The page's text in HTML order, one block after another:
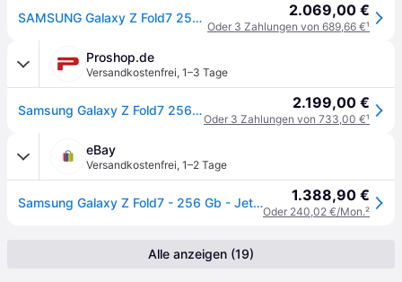
SAMSUNG Galaxy Z Fold7 256 GB Jetblack Dual SIM 2.069,00 €
Oder 3 Zahlungen von 689,66 €¹
Proshop.de
Versandkostenfrei, 1–3 Tage
Samsung Galaxy Z Fold7 256GB/12GB - Jetblack 2.199,00 €
Oder 3 Zahlungen von 733,00 €¹
eBay
Versandkostenfrei, 1–2 Tage
Samsung Galaxy Z Fold7 - 256 Gb - Jetblack 1.388,90 €
Oder 240,02 €/Mon.²
Alle anzeigen (19)